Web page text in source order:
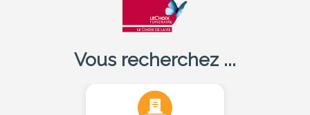
Vous recherchez ...